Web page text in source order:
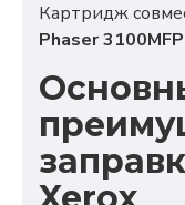
Картридж
Phaser 3100MFP